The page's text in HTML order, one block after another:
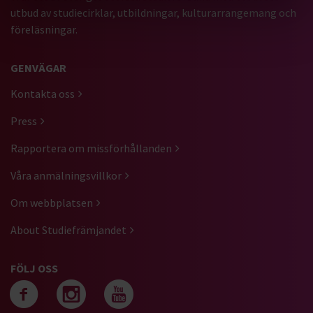
utbud av studiecirklar, utbildningar, kulturarrangemang och
föreläsningar.
GENVÄGAR
Kontakta oss
Press
Rapportera om missförhållanden
Våra anmälningsvillkor
Om webbplatsen
About Studiefrämjandet
FÖLJ OSS